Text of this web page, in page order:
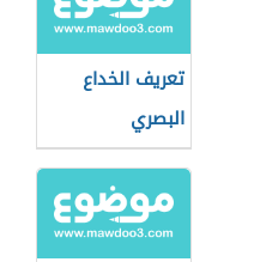
تعريف الخداع
البصري